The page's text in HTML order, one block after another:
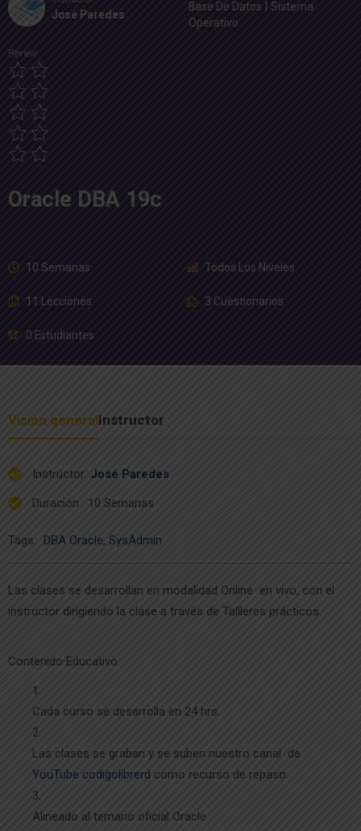
José Paredes
Base De Datos
Sistema
Operativo
Review
Oracle DBA 19c
10 Semanas Todos Los Niveles
11 Lecciones 3 Cuestionarios
0 Estudiantes
Visión generalInstructor
Instructor: José Paredes
Duración : 10 Semanas
Tags: DBA Oracle, SysAdmin
Las clases se desarrollan en modalidad Online en vivo, con el
instructor dirigiendo la clase a través de Tallleres prácticos.
Contenido Educativo:
Cada curso se desarrolla en 24 hrs.
Las clases se graban y se suben nuestro canal de
YouTube codigolibrerd como recurso de repaso.
Alineado al temario oficial Oracle .